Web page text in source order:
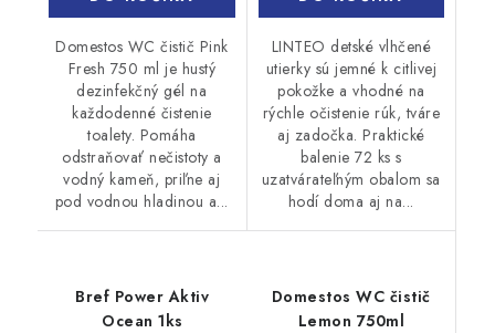
Domestos WC čistič Pink
Fresh 750 ml je hustý
dezinfekčný gél na
každodenné čistenie
toalety. Pomáha
odstraňovať nečistoty a
vodný kameň, priľne aj
pod vodnou hladinou a...
LINTEO detské vlhčené
utierky sú jemné k citlivej
pokožke a vhodné na
rýchle očistenie rúk, tváre
aj zadočka. Praktické
balenie 72 ks s
uzatvárateľným obalom sa
hodí doma aj na...
Bref Power Aktiv
Ocean 1ks
Domestos WC čistič
Lemon 750ml